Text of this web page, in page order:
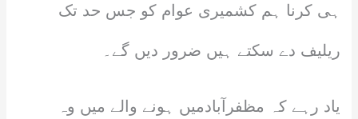
ہی کرنا ہم کشمیری عوام کو جس حد تک
ریلیف دے سکتے ہیں ضرور دیں گے۔
یاد رہے کہ مظفرآبادمیں ہونے والے میں وہ